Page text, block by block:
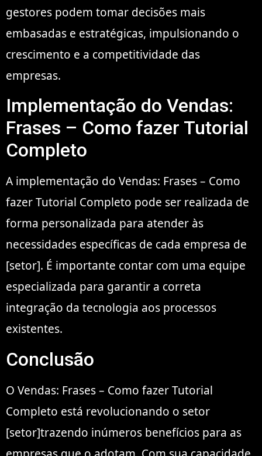
gestores podem tomar decisões mais
embasadas e estratégicas, impulsionando o
crescimento e a competitividade das
empresas.
Implementação do Vendas:
Frases – Como fazer Tutorial
Completo
A implementação do Vendas: Frases – Como
fazer Tutorial Completo pode ser realizada de
forma personalizada para atender às
necessidades específicas de cada empresa de
[setor]. É importante contar com uma equipe
especializada para garantir a correta
integração da tecnologia aos processos
existentes.
Conclusão
O Vendas: Frases – Como fazer Tutorial
Completo está revolucionando o setor
[setor]trazendo inúmeros benefícios para as